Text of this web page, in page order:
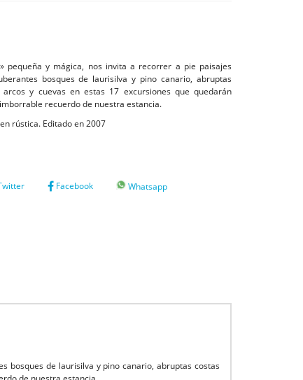
pequeña y mágica, nos invita a recorrer a pie paisajes
bosques de laurisilva y pino canario, abruptas
y cuevas en estas 17 excursiones que quedarán
recuerdo de nuestra estancia.
rústica. Editado en 2007
Facebook Whatsapp
bosques de laurisilva y pino canario, abruptas costas